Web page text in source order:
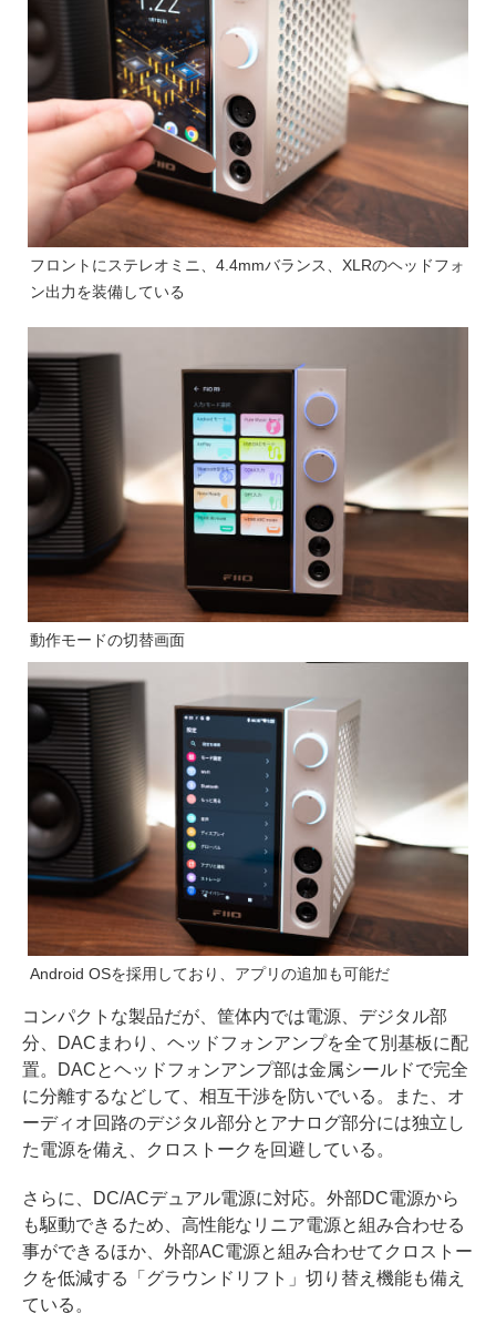
フロントにステレオミニ、4.4mmバランス、XLRのヘッドフォ
ン出力を装備している
動作モードの切替画面
Android OSを採用しており、アプリの追加も可能だ
コンパクトな製品だが、筐体内では電源、デジタル部
分、DACまわり、ヘッドフォンアンプを全て別基板に配
置。DACとヘッドフォンアンプ部は金属シールドで完全
に分離するなどして、相互干渉を防いでいる。また、オ
ーディオ回路のデジタル部分とアナログ部分には独立し
た電源を備え、クロストークを回避している。
さらに、DC/ACデュアル電源に対応。外部DC電源から
も駆動できるため、高性能なリニア電源と組み合わせる
事ができるほか、外部AC電源と組み合わせてクロストー
クを低減する「グラウンドリフト」切り替え機能も備え
ている。